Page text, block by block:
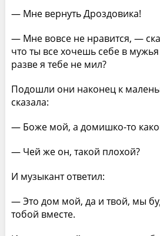
— Мне вернуть Дроздовика!
— Мне вовсе не нравится, —
что ты все хочешь себе в мужья
разве я тебе не мил?
Подошли они наконец к
сказала:
— Боже мой, а домишко-то
— Чей же он, такой плохой?
И музыкант ответил:
— Это дом мой, да и твой, мы
тобой вместе.